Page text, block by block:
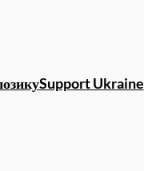
Support Ukraine